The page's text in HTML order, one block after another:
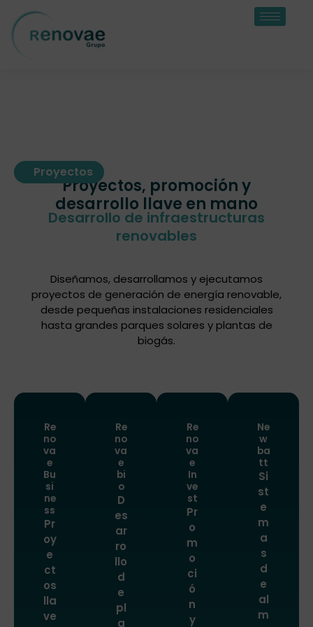
contenido
Proyectos
Proyectos, promoción y
desarrollo llave en mano
Desarrollo de infraestructuras
renovables
Diseñamos, desarrollamos y ejecutamos
proyectos de generación de energía renovable,
desde pequeñas instalaciones residenciales
hasta grandes parques solares y plantas de
biogás.
Re
no
va
e
Bu
si
ne
ss
Pr
oy
e
ct
os
lla
ve
Re
no
va
e
bi
o
D
es
ar
ro
llo
d
e
pl
a
Re
no
va
e
In
ve
st
Pr
o
m
o
ci
ó
n
y
Ne
w
ba
tt
Si
st
e
m
a
s
d
e
al
m